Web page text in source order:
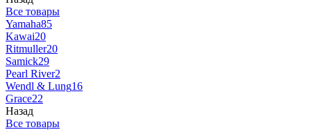
Все товары
Yamaha85
Kawai20
Ritmuller20
Samick29
Pearl River2
Wendl & Lung16
Grace22
Назад
Все товары